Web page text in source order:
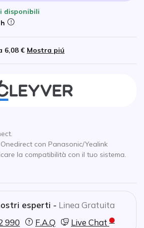
disponibili
6,08 € Mostra piú
con Panasonic/Yealink
la compatibilità con il tuo sistema.
esperti - Linea Gratuita
990
F.A.Q Live Chat